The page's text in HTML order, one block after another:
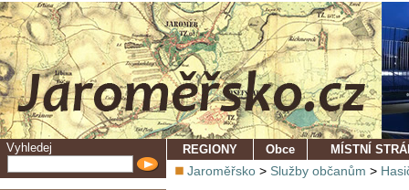
Vyhledej REGIONY Obce MÍSTNÍ
Jaroměřsko > Služby občanům >